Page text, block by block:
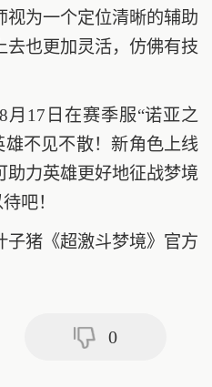
视为一个定位清晰的辅助
去也更加灵活，仿佛有技
17日在赛季服“诺亚之
雄不见不散！新角色上线
助力英雄更好地征战梦境
吧！
猪《超激斗梦境》官方
0